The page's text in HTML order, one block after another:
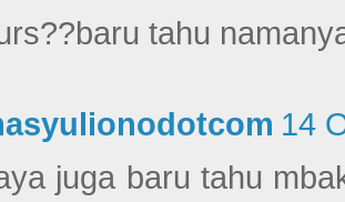
tahu
14
juga baru tahu